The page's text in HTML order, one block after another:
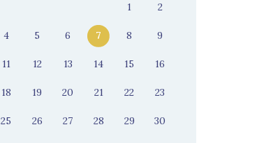
1 2
4 5 6 7 8 9
11 12 13 14 15 16
18 19 20 21 22 23
25 26 27 28 29 30